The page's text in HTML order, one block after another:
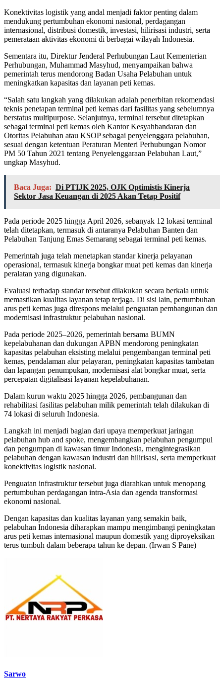
Konektivitas logistik yang andal menjadi faktor penting dalam
mendukung pertumbuhan ekonomi nasional, perdagangan
internasional, distribusi domestik, investasi, hilirisasi industri, serta
pemerataan aktivitas ekonomi di berbagai wilayah Indonesia.
Sementara itu, Direktur Jenderal Perhubungan Laut Kementerian
Perhubungan, Muhammad Masyhud, menyampaikan bahwa
pemerintah terus mendorong Badan Usaha Pelabuhan untuk
meningkatkan kapasitas dan layanan peti kemas.
“Salah satu langkah yang dilakukan adalah penerbitan rekomendasi
teknis penetapan terminal peti kemas dari fasilitas yang sebelumnya
berstatus multipurpose. Selanjutnya, terminal tersebut ditetapkan
sebagai terminal peti kemas oleh Kantor Kesyahbandaran dan
Otoritas Pelabuhan atau KSOP sebagai penyelenggara pelabuhan,
sesuai dengan ketentuan Peraturan Menteri Perhubungan Nomor
PM 50 Tahun 2021 tentang Penyelenggaraan Pelabuhan Laut,”
ungkap Masyhud.
Baca Juga: Di PTIJK 2025, OJK Optimistis Kinerja
Sektor Jasa Keuangan di 2025 Akan Tetap Positif
Pada periode 2025 hingga April 2026, sebanyak 12 lokasi terminal
telah ditetapkan, termasuk di antaranya Pelabuhan Banten dan
Pelabuhan Tanjung Emas Semarang sebagai terminal peti kemas.
Pemerintah juga telah menetapkan standar kinerja pelayanan
operasional, termasuk kinerja bongkar muat peti kemas dan kinerja
peralatan yang digunakan.
Evaluasi terhadap standar tersebut dilakukan secara berkala untuk
memastikan kualitas layanan tetap terjaga. Di sisi lain, pertumbuhan
arus peti kemas juga direspons melalui penguatan pembangunan dan
modernisasi infrastruktur pelabuhan nasional.
Pada periode 2025–2026, pemerintah bersama BUMN
kepelabuhanan dan dukungan APBN mendorong peningkatan
kapasitas pelabuhan eksisting melalui pengembangan terminal peti
kemas, pendalaman alur pelayaran, peningkatan kapasitas tambatan
dan lapangan penumpukan, modernisasi alat bongkar muat, serta
percepatan digitalisasi layanan kepelabuhanan.
Dalam kurun waktu 2025 hingga 2026, pembangunan dan
rehabilitasi fasilitas pelabuhan milik pemerintah telah dilakukan di
74 lokasi di seluruh Indonesia.
Langkah ini menjadi bagian dari upaya memperkuat jaringan
pelabuhan hub and spoke, mengembangkan pelabuhan pengumpul
dan pengumpan di kawasan timur Indonesia, mengintegrasikan
pelabuhan dengan kawasan industri dan hilirisasi, serta memperkuat
konektivitas logistik nasional.
Penguatan infrastruktur tersebut juga diarahkan untuk menopang
pertumbuhan perdagangan intra-Asia dan agenda transformasi
ekonomi nasional.
Dengan kapasitas dan kualitas layanan yang semakin baik,
pelabuhan Indonesia diharapkan mampu mengimbangi peningkatan
arus peti kemas internasional maupun domestik yang diproyeksikan
terus tumbuh dalam beberapa tahun ke depan. (Irwan S Pane)
Sarwo